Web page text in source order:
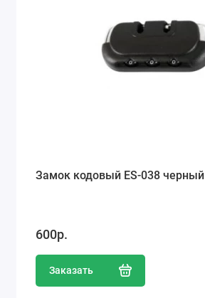
Замок кодовый ES-038 черный
600р.
Заказать